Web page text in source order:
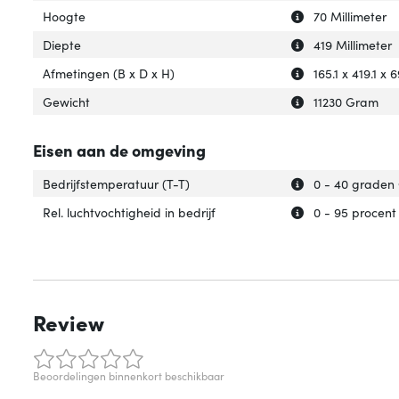
Uitleg over
Verberg uitleg
Hoogte
70 Millimeter
Uitleg over
Verberg uitleg
Diepte
419 Millimeter
Uitleg over
Verberg uitleg
Afmetingen (B x D x H)
165.1 x 419.1 x
Uitleg over
Verberg uitleg
Gewicht 11230 Gram
Eisen aan de omgeving
Uitleg over
Verberg uitleg
Bedrijfstemperatuur (T-T)
0 - 40 graden
Uitleg over 'Rel.
Verberg uitleg
Rel. luchtvochtigheid in bedrijf 0 - 95 procent
Review
Beoordelingen binnenkort beschikbaar